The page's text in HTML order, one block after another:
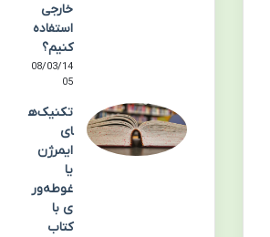
خارجی
استفاده
کنیم؟
08/03/14
05
تکنیک‌ه
ای
ایمرژن
یا
غوطه‌ور
ی با
کتاب